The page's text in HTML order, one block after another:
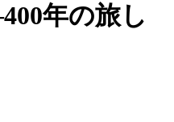
年の旅し